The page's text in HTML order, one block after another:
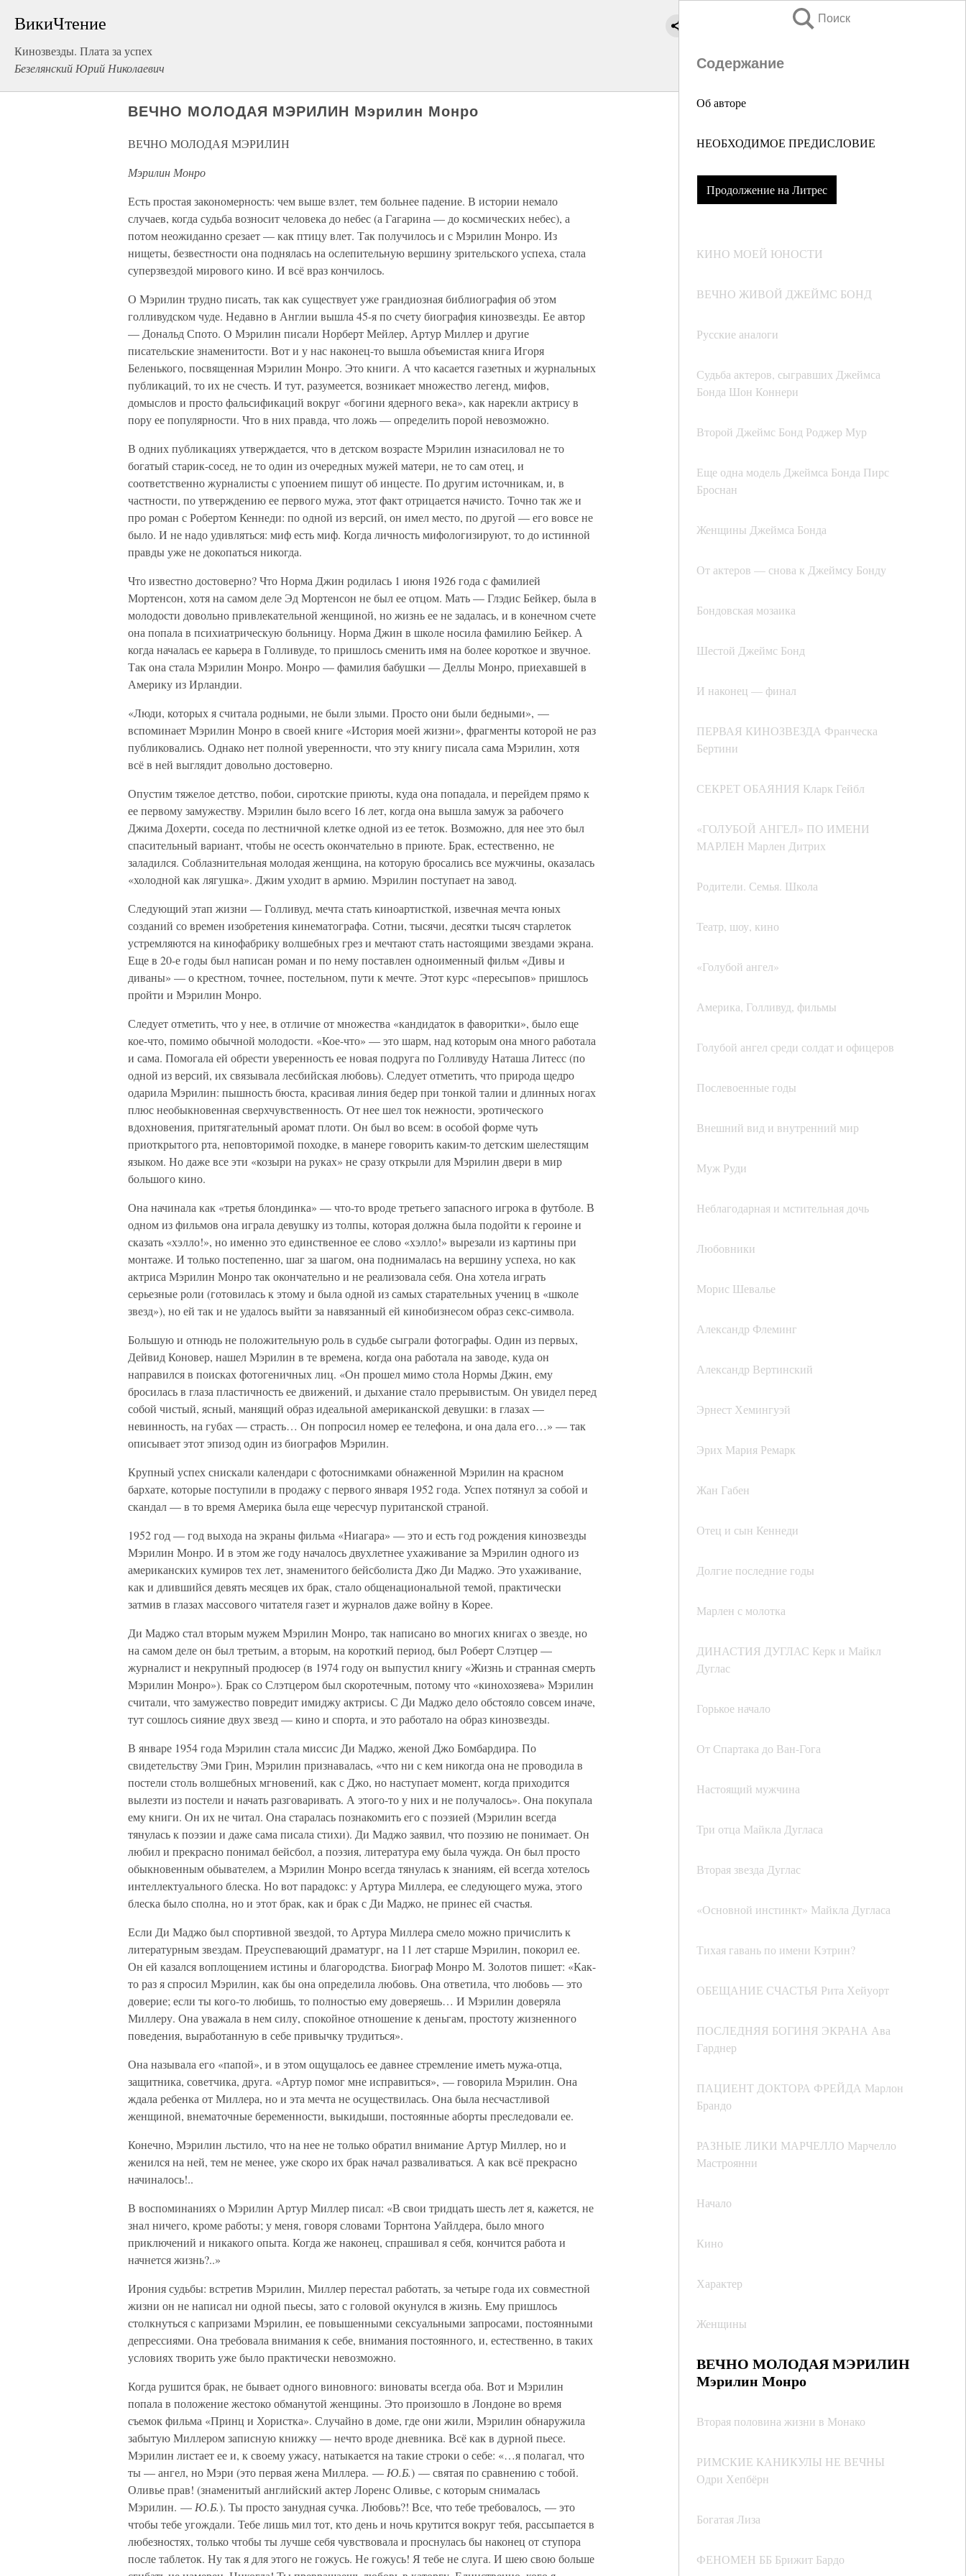
ВикиЧтение
Кинозвезды. Плата за успех
Безелянский Юрий Николаевич
Поиск
Содержание
Об авторе
НЕОБХОДИМОЕ ПРЕДИСЛОВИЕ
Продолжение на Литрес
КИНО МОЕЙ ЮНОСТИ
ВЕЧНО ЖИВОЙ ДЖЕЙМС БОНД
Русские аналоги
Судьба актеров, сыгравших Джеймса
Бонда Шон Коннери
Второй Джеймс Бонд Роджер Мур
Еще одна модель Джеймсa Бонда Пирс
Броснан
Женщины Джеймса Бонда
От актеров — снова к Джеймсу Бонду
Бондовская мозаика
Шестой Джеймс Бонд
И наконец — финал
ПЕРВАЯ КИНОЗВЕЗДА Франческа
Бертини
СЕКРЕТ ОБАЯНИЯ Кларк Гейбл
«ГОЛУБОЙ АНГЕЛ» ПО ИМЕНИ
МАРЛЕН Марлен Дитрих
Родители. Семья. Школа
Театр, шоу, кино
«Голубой ангел»
Америка, Голливуд, фильмы
Голубой ангел среди солдат и офицеров
Послевоенные годы
Внешний вид и внутренний мир
Муж Руди
Неблагодарная и мстительная дочь
Любовники
Морис Шевалье
Александр Флеминг
Александр Вертинский
Эрнест Хемингуэй
Эрих Мария Ремарк
Жан Габен
Отец и сын Кеннеди
Долгие последние годы
Марлен с молотка
ДИНАСТИЯ ДУГЛАС Керк и Майкл
Дуглас
Горькое начало
От Спартака до Ван-Гога
Настоящий мужчина
Три отца Майкла Дугласа
Вторая звезда Дуглас
«Основной инстинкт» Майкла Дугласа
Тихая гавань по имени Кэтрин?
ОБЕЩАНИЕ СЧАСТЬЯ Рита Хейуорт
ПОСЛЕДНЯЯ БОГИНЯ ЭКРАНА Ава
Гарднер
ПАЦИЕНТ ДОКТОРА ФРЕЙДА Марлон
Брандо
РАЗНЫЕ ЛИКИ МАРЧЕЛЛО Марчелло
Мастроянни
Начало
Кино
Характер
Женщины
ВЕЧНО МОЛОДАЯ МЭРИЛИН
Мэрилин Монро
Вторая половина жизни в Монако
РИМСКИЕ КАНИКУЛЫ НЕ ВЕЧНЫ
Одри Хепбёрн
Богатая Лиза
ФЕНОМЕН ББ Брижит Бардо
ВЕЧНО МОЛОДАЯ МЭРИЛИН Мэрилин Монро
ВЕЧНО МОЛОДАЯ МЭРИЛИН
Мэрилин Монро
Есть простая закономерность: чем выше взлет, тем больнее падение. В истории немало
случаев, когда судьба возносит человека до небес (а Гагарина — до космических небес), а
потом неожиданно срезает — как птицу влет. Так получилось и с Мэрилин Монро. Из
нищеты, безвестности она поднялась на ослепительную вершину зрительского успеха, стала
суперзвездой мирового кино. И всё враз кончилось.
О Мэрилин трудно писать, так как существует уже грандиозная библиография об этом
голливудском чуде. Недавно в Англии вышла 45-я по счету биография кинозвезды. Ее автор
— Дональд Спото. О Мэрилин писали Норберт Мейлер, Артур Миллер и другие
писательские знаменитости. Вот и у нас наконец-то вышла объемистая книга Игоря
Беленького, посвященная Мэрилин Монро. Это книги. А что касается газетных и журнальных
публикаций, то их не счесть. И тут, разумеется, возникает множество легенд, мифов,
домыслов и просто фальсификаций вокруг «богини ядерного века», как нарекли актрису в
пору ее популярности. Что в них правда, что ложь — определить порой невозможно.
В одних публикациях утверждается, что в детском возрасте Мэрилин изнасиловал не то
богатый старик-сосед, не то один из очередных мужей матери, не то сам отец, и
соответственно журналисты с упоением пишут об инцесте. По другим источникам, и, в
частности, по утверждению ее первого мужа, этот факт отрицается начисто. Точно так же и
про роман с Робертом Кеннеди: по одной из версий, он имел место, по другой — его вовсе не
было. И не надо удивляться: миф есть миф. Когда личность мифологизируют, то до истинной
правды уже не докопаться никогда.
Что известно достоверно? Что Норма Джин родилась 1 июня 1926 года с фамилией
Мортенсон, хотя на самом деле Эд Мортенсон не был ее отцом. Мать — Глэдис Бейкер, была в
молодости довольно привлекательной женщиной, но жизнь ее не задалась, и в конечном счете
она попала в психиатрическую больницу. Норма Джин в школе носила фамилию Бейкер. А
когда началась ее карьера в Голливуде, то пришлось сменить имя на более короткое и звучное.
Так она стала Мэрилин Монро. Монро — фамилия бабушки — Деллы Монро, приехавшей в
Америку из Ирландии.
«Люди, которых я считала родными, не были злыми. Просто они были бедными», —
вспоминает Мэрилин Монро в своей книге «История моей жизни», фрагменты которой не раз
публиковались. Однако нет полной уверенности, что эту книгу писала сама Мэрилин, хотя
всё в ней выглядит довольно достоверно.
Опустим тяжелое детство, побои, сиротские приюты, куда она попадала, и перейдем прямо к
ее первому замужеству. Мэрилин было всего 16 лет, когда она вышла замуж за рабочего
Джима Дохерти, соседа по лестничной клетке одной из ее теток. Возможно, для нее это был
спасительный вариант, чтобы не осесть окончательно в приюте. Брак, естественно, не
заладился. Соблазнительная молодая женщина, на которую бросались все мужчины, оказалась
«холодной как лягушка». Джим уходит в армию. Мэрилин поступает на завод.
Следующий этап жизни — Голливуд, мечта стать киноартисткой, извечная мечта юных
созданий со времен изобретения кинематографа. Сотни, тысячи, десятки тысяч старлеток
устремляются на кинофабрику волшебных грез и мечтают стать настоящими звездами экрана.
Еще в 20-е годы был написан роман и по нему поставлен одноименный фильм «Дивы и
диваны» — о крестном, точнее, постельном, пути к мечте. Этот курс «пересыпов» пришлось
пройти и Мэрилин Монро.
Следует отметить, что у нее, в отличие от множества «кандидаток в фаворитки», было еще
кое-что, помимо обычной молодости. «Кое-что» — это шарм, над которым она много работала
и сама. Помогала ей обрести уверенность ее новая подруга по Голливуду Наташа Литесс (по
одной из версий, их связывала лесбийская любовь). Следует отметить, что природа щедро
одарила Мэрилин: пышность бюста, красивая линия бедер при тонкой талии и длинных ногах
плюс необыкновенная сверхчувственность. От нее шел ток нежности, эротического
вдохновения, притягательный аромат плоти. Он был во всем: в особой форме чуть
приоткрытого рта, неповторимой походке, в манере говорить каким-то детским шелестящим
языком. Но даже все эти «козыри на руках» не сразу открыли для Мэрилин двери в мир
большого кино.
Она начинала как «третья блондинка» — что-то вроде третьего запасного игрока в футболе. В
одном из фильмов она играла девушку из толпы, которая должна была подойти к героине и
сказать «хэлло!», но именно это единственное ее слово «хэлло!» вырезали из картины при
монтаже. И только постепенно, шаг за шагом, она поднималась на вершину успеха, но как
актриса Мэрилин Монро так окончательно и не реализовала себя. Она хотела играть
серьезные роли (готовилась к этому и была одной из самых старательных учениц в «школе
звезд»), но ей так и не удалось выйти за навязанный ей кинобизнесом образ секс-символа.
Большую и отнюдь не положительную роль в судьбе сыграли фотографы. Один из первых,
Дейвид Коновер, нашел Мэрилин в те времена, когда она работала на заводе, куда он
направился в поисках фотогеничных лиц. «Он прошел мимо стола Нормы Джин, ему
бросилась в глаза пластичность ее движений, и дыхание стало прерывистым. Он увидел перед
собой чистый, ясный, манящий образ идеальной американской девушки: в глазах —
невинность, на губах — страсть… Он попросил номер ее телефона, и она дала его…» — так
описывает этот эпизод один из биографов Мэрилин.
Крупный успех снискали календари с фотоснимками обнаженной Мэрилин на красном
бархате, которые поступили в продажу с первого января 1952 года. Успех потянул за собой и
скандал — в то время Америка была еще чересчур пуританской страной.
1952 год — год выхода на экраны фильма «Ниагара» — это и есть год рождения кинозвезды
Мэрилин Монро. И в этом же году началось двухлетнее ухаживание за Мэрилин одного из
американских кумиров тех лет, знаменитого бейсболиста Джо Ди Маджо. Это ухаживание,
как и длившийся девять месяцев их брак, стало общенациональной темой, практически
затмив в глазах массового читателя газет и журналов даже войну в Корее.
Ди Маджо стал вторым мужем Мэрилин Mонро, так написано во многих книгах о звезде, но
на самом деле он был третьим, а вторым, на короткий период, был Роберт Слэтцер —
журналист и некрупный продюсер (в 1974 году он выпустил книгу «Жизнь и странная смерть
Мэрилин Монро»). Брак со Слэтцером был скоротечным, потому что «кинохозяева» Мэрилин
считали, что замужество повредит имиджу актрисы. С Ди Маджо дело обстояло совсем иначе,
тут сошлось сияние двух звезд — кино и спорта, и это работало на образ кинозвезды.
В январе 1954 года Мэрилин стала миссис Ди Маджо, женой Джо Бомбардира. По
свидетельству Эми Грин, Мэрилин признавалась, «что ни с кем никогда она не проводила в
постели столь волшебных мгновений, как с Джо, но наступает момент, когда приходится
вылезти из постели и начать разговаривать. А этого-то у них и не получалось». Она покупала
ему книги. Он их не читал. Она старалась познакомить его с поэзией (Мэрилин всегда
тянулась к поэзии и даже сама писала стихи). Ди Маджо заявил, что поэзию не понимает. Он
любил и прекрасно понимал бейсбол, а поэзия, литература ему была чужда. Он был просто
обыкновенным обывателем, а Мэрилин Монро всегда тянулась к знаниям, ей всегда хотелось
интеллектуального блеска. Но вот парадокс: у Артура Миллера, ее следующего мужа, этого
блеска было сполна, но и этот брак, как и брак с Ди Маджо, не принес ей счастья.
Если Ди Маджо был спортивной звездой, то Артура Миллера смело можно причислить к
литературным звездам. Преуспевающий драматург, на 11 лет старше Мэрилин, покорил ее.
Он ей казался воплощением истины и благородства. Биограф Монро М. Золотов пишет: «Как-
то раз я спросил Мэрилин, как бы она определила любовь. Она ответила, что любовь — это
доверие; если ты кого-то любишь, то полностью ему доверяешь… И Мэрилин доверяла
Миллеру. Она уважала в нем силу, спокойное отношение к деньгам, простоту жизненного
поведения, выработанную в себе привычку трудиться».
Она называла его «папой», и в этом ощущалось ее давнее стремление иметь мужа-отца,
защитника, советчика, друга. «Артур помог мне исправиться», — говорила Мэрилин. Она
ждала ребенка от Миллера, но и эта мечта не осуществилась. Она была несчастливой
женщиной, внематочные беременности, выкидыши, постоянные аборты преследовали ее.
Конечно, Мэрилин льстило, что на нее не только обратил внимание Артур Миллер, но и
женился на ней, тем не менее, уже скоро их брак начал разваливаться. А как всё прекрасно
начиналось!..
В воспоминаниях о Мэрилин Артур Миллер писал: «В свои тридцать шесть лет я, кажется, не
знал ничего, кроме работы; у меня, говоря словами Торнтона Уайлдера, было много
приключений и никакого опыта. Когда же наконец, спрашивал я себя, кончится работа и
начнется жизнь?..»
Ирония судьбы: встретив Мэрилин, Миллер перестал работать, за четыре года их совместной
жизни он не написал ни одной пьесы, зато с головой окунулся в жизнь. Ему пришлось
столкнуться с капризами Мэрилин, ее повышенными сексуальными запросами, постоянными
депрессиями. Она требовала внимания к себе, внимания постоянного, и, естественно, в таких
условиях творить уже было практически невозможно.
Когда рушится брак, не бывает одного виновного: виноваты всегда оба. Вот и Мэрилин
попала в положение жестоко обманутой женщины. Это произошло в Лондоне во время
съемок фильма «Принц и Хористка». Случайно в доме, где они жили, Мэрилин обнаружила
забытую Миллером записную книжку — нечто вроде дневника. Всё как в дурной пьесе.
Мэрилин листает ее и, к своему ужасу, натыкается на такие строки о себе: «…я полагал, что
ты — ангел, но Мэри (это первая жена Миллера. — Ю.Б.) — святая по сравнению с тобой.
Оливье прав! (знаменитый английский актер Лоренс Оливье, с которым снималась
Мэрилин. — Ю.Б.). Ты просто занудная сучка. Любовь?! Все, что тебе требовалось, — это
чтобы тебе угождали. Тебе лишь мил тот, кто день и ночь крутится вокруг тебя, рассыпается в
любезностях, только чтобы ты лучше себя чувствовала и проснулась бы наконец от ступора
после таблеток. Ну так я для этого не гожусь. Не гожусь! Я тебе не слуга. И шею свою больше